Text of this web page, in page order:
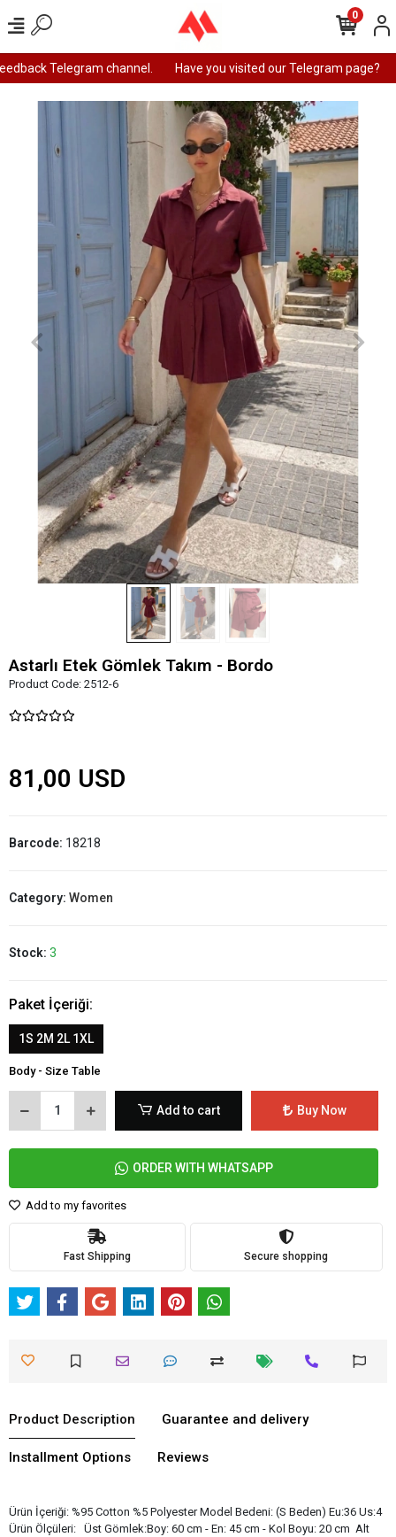
Telegram channel. Have you visited our Telegram page?
0
Astarlı Etek Gömlek Takım - Bordo
Product Code: 2512-6
81,00 USD
Barcode: 18218
Category: Women
Stock: 3
Paket İçeriği:
1S 2M 2L 1XL
Body - Size Table
Add to cart Buy Now
ORDER WITH WHATSAPP
Add to my favorites
Fast Shipping Secure shopping
Product Description Guarantee and delivery
Installment Options Reviews
Ürün İçeriği: %95 Cotton %5 Polyester Model Bedeni: (S Beden) Eu:36 Us:4
Ürün Ölçüleri: Üst Gömlek:Boy: 60 cm - En: 45 cm - Kol Boyu: 20 cm Alt